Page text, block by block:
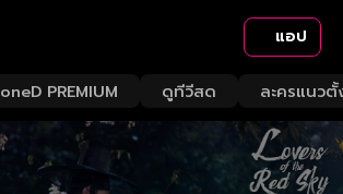
แอป
oneD PREMIUM ดูทีวีสด ละครแนวตั้